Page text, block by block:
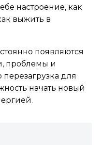
настроение, как
выжить в
появляются
проблемы и
перезагрузка для
начать новый